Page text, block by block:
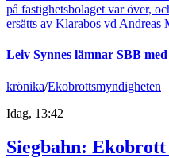
på fastighetsbolaget var över,
ersätts av Klarabos vd Andreas
Leiv Synnes lämnar SBB
krönika/Ekobrottsmyndigheten
Idag, 13:42
Siegbahn: